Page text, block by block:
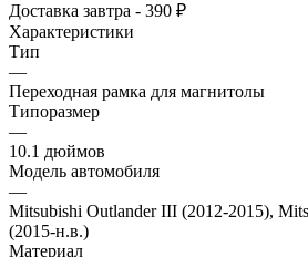
Доставка завтра - 390 ₽
Характеристики
Тип
—
Переходная рамка для магнитолы
Типоразмер
—
10.1 дюймов
Модель автомобиля
—
Mitsubishi Outlander III (2012-2015),
(2015-н.в.)
Материал